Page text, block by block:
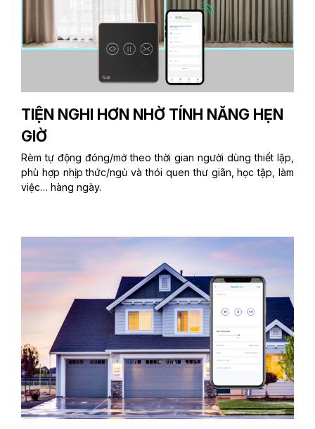
TIỆN NGHI HƠN NHỜ TÍNH NĂNG HẸN
GIỜ
Rèm tự động đóng/mở theo thời gian người dùng thiết lập,
phù hợp nhịp thức/ngủ và thói quen thư giãn, học tập, làm
việc… hàng ngày.